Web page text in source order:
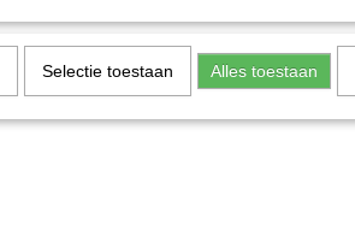
Selectie toestaan Alles toestaan